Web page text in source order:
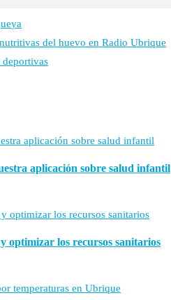
ya
del huevo en Radio Ubrique
deportivas
aplicación sobre salud infantil
optimizar los recursos sanitarios